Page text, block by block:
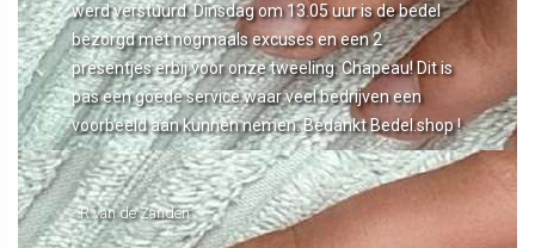
werd verstuurd. Dinsdag om 13.05 uur is de bedel
bezorgd met nogmaals excuses en een 2
presentjes erbij voor onze tweeling. Chapeau! Dit is
pas een goede service waar veel bedrijven een
voorbeeld aan kunnen nemen. Bedankt Bedel.shop !
- R van de Zanden